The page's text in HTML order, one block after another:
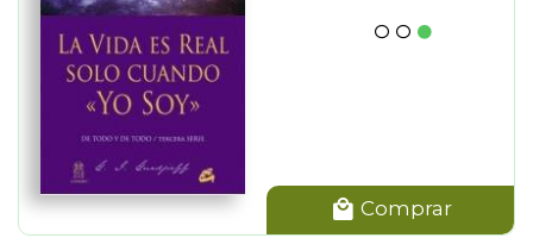
Comprar